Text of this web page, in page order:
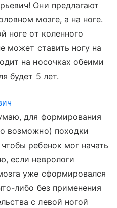
Они предлагают
мозге, а на ноге.
ноге от коленного
может ставить ногу на
на носочках обеими
будет 5 лет.
для формирования
возможно) походки
ребенок мог начать
если неврологи
уже сформировался
либо без применения
с левой ногой